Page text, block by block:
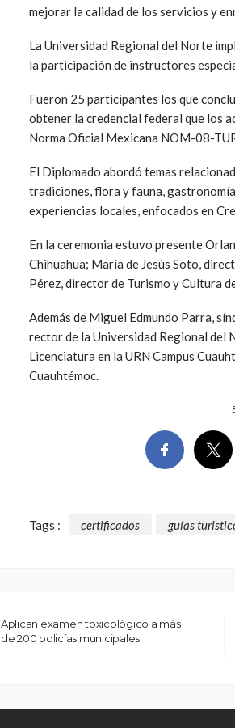
mejorar la calidad de los servicios y
La Universidad Regional del Norte
la participación de instructores
Fueron 25 participantes los que
obtener la credencial federal que los
Norma Oficial Mexicana NOM-08-
El Diplomado abordó temas
tradiciones, flora y fauna,
experiencias locales, enfocados en
En la ceremonia estuvo presente
Chihuahua; María de Jesús Soto,
Pérez, director de Turismo y Cultura
Además de Miguel Edmundo Parra,
rector de la Universidad Regional del
Licenciatura en la URN Campus
Cuauhtémoc.
Tags : certificados guías
Aplican examen toxicológico a más
de 200 policías municipales